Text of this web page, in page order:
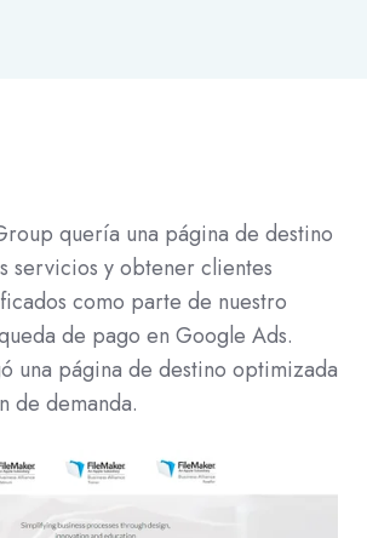
quería una página de destino
servicios y obtener clientes
como parte de nuestro
de pago en Google Ads.
una página de destino optimizada
de demanda.